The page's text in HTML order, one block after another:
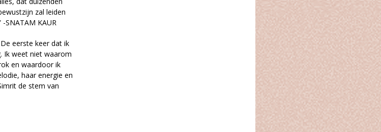
zal leiden
SNATAM KAUR
eerste keer dat ik
Ik weet niet waarom
en waardoor ik
haar energie en
de stem van